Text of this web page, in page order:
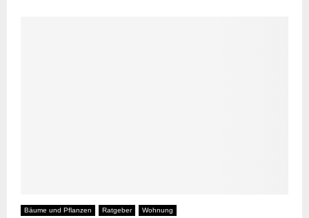
Bäume und Pflanzen Ratgeber Wohnung